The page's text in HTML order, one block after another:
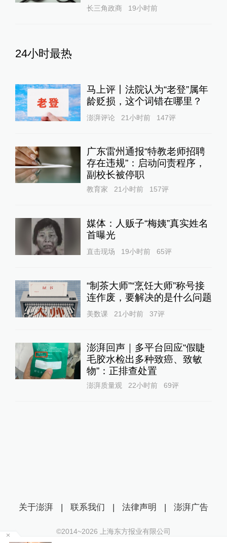
长三角政商 19小时前
24小时最热
马上评丨法院认为“老登”属年
龄贬损，这个词错在哪里？
澎湃评论 21小时前 147评
广东雷州通报“特教老师招聘
存在违规”：启动问责程序，
副校长被停职
教育家 21小时前 157评
媒体：人贩子“梅姨”真实姓名
首曝光
直击现场 19小时前 65评
“制茶大师”“烹饪大师”称号接
连作废，要解决的是什么问题
美数课 21小时前 37评
澎湃回声｜多平台回应“假睫
毛胶水检出多种致癌、致敏
物”：正排查处置
澎湃质量观 22小时前 69评
关于澎湃 | 联系我们 | 法律声明 | 澎湃广告
©2014~2026 上海东方报业有限公司